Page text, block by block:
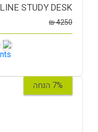
LINE STUDY DESK
4250
₪
7% הנחה